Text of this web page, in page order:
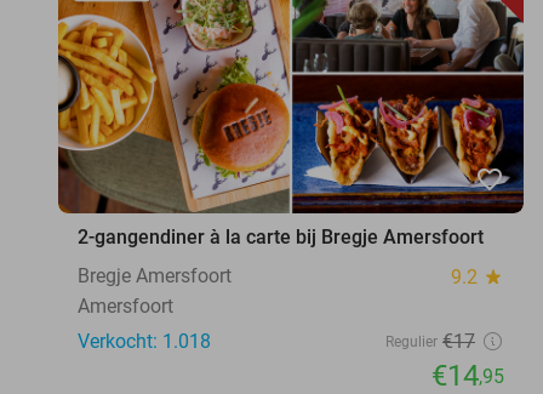
favorite_border
2-gangendiner à la carte bij Bregje Amersfoort
Bregje Amersfoort
9.2 star
Amersfoort
Verkocht: 1.018
Regulier €17
€14,95